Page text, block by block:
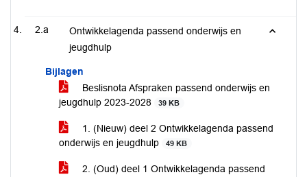
2.a
Ontwikkelagenda passend onderwijs en
jeugdhulp
Bijlagen
Beslisnota Afspraken passend onderwijs en
jeugdhulp 2023-2028
39 KB
1. (Nieuw) deel 2 Ontwikkelagenda passend
onderwijs en jeugdhulp
49 KB
2. (Oud) deel 1 Ontwikkelagenda passend